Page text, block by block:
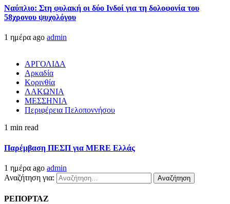
Ναύπλιο: Στη φυλακή οι δύο Ινδοί για τη δολοφονία του
58χρονου ψυχολόγου
1 ημέρα ago admin
ΑΡΓΟΛΙΔΑ
Αρκαδία
Κορινθία
ΛΑΚΩΝΙΑ
ΜΕΣΣΗΝΙΑ
Περιφέρεια Πελοποννήσου
1 min read
Παρέμβαση ΠΕΣΠ για MERE Ελλάς
1 ημέρα ago admin
Αναζήτηση για:
ΡΕΠΟΡΤΑΖ